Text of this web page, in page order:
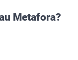
Metafora?